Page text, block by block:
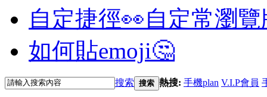
自定捷徑👀自定常瀏
如何貼emoji🤔
搜索 搜索 熱搜: 手機plan V.I.P會員